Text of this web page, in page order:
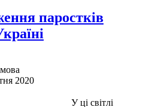
паростків
2020
У ці світлі